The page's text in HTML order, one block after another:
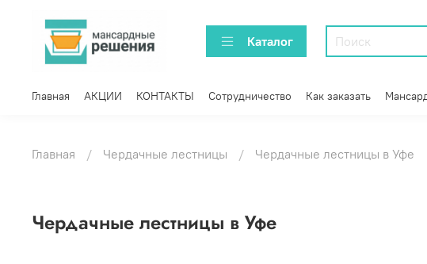
Каталог
Главная АКЦИИ КОНТАКТЫ Сотрудничество Как заказать
Главная Чердачные лестницы Чердачные лестницы в Уфе
Чердачные лестницы в Уфе